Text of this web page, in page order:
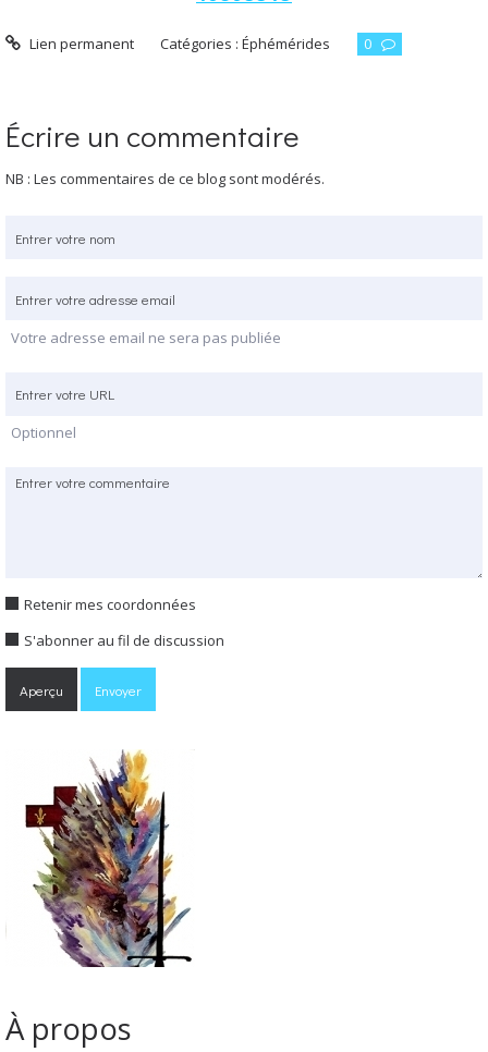
Lien permanent Catégories :Éphémérides 0
Écrire un commentaire
NB : Les commentaires de ce blog sont modérés.
Votre adresse email ne sera pas publiée
Optionnel
Retenir mes coordonnées
S'abonner au fil de discussion
À propos